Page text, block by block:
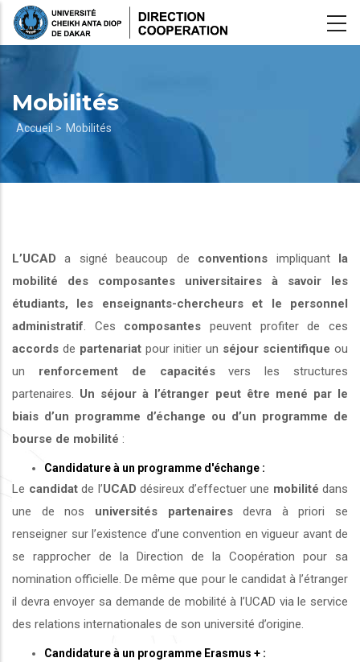
Aller
Mobilités
Fil
d'Ariane
Accueil > Mobilités
L’UCAD a signé beaucoup de conventions impliquant la
mobilité des composantes universitaires à savoir les
étudiants, les enseignants-chercheurs et le personnel
administratif . Ces composantes peuvent profiter de ces
accords de partenariat pour initier un séjour scientifique ou
un renforcement de capacitésvers les structures
partenaires. Un séjour à l’étranger peut être mené par le
biais d’un programme d’échange ou d’un programme de
bourse de mobilité :
Candidature à un programme d'échange :
Le candidatde l’UCAD désireux d’effectuer une mobilité dans
une de nos universités partenairesdevra à priori se
renseigner sur l’existence d’une convention en vigueur avant de
se rapprocher de la Direction de la Coopération pour sa
nomination officielle. De même que pour le candidat à l’étranger
il devra envoyer sa demande de mobilité à l’UCAD via le service
des relations internationales de son université d’origine.
Candidature à un programme Erasmus + :